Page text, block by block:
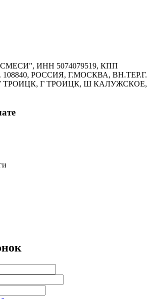
ИНН 5074079519, КПП
108840, РОССИЯ, Г.МОСКВА, ВН.ТЕР.Г.
ТРОИЦК, Г ТРОИЦК, Ш КАЛУЖСКОЕ,